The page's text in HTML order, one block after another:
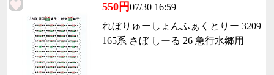
550円07/30 16:59
れぼりゅーしょんふぁくとりー 3209
165系 さぼ しーる 26 急行水郷用